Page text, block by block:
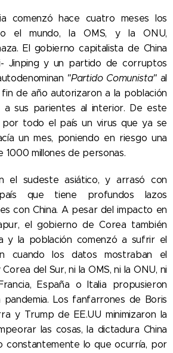
comenzó hace cuatro meses los
el mundo, la OMS, y la ONU,
El gobierno capitalista de China
Jinping y un partido de corruptos
"Partido Comunista" al
de año autorizaron a la población
a sus parientes al interior. De este
por todo el país un virus que ya se
un mes, poniendo en riesgo una
1000 millones de personas.
el sudeste asiático, y arrasó con
que tiene profundos lazos
con China. A pesar del impacto en
el gobierno de Corea también
y la población comenzó a sufrir el
cuando los datos mostraban el
del Sur, ni la OMS, ni la ONU, ni
España o Italia propusieron
Los fanfarrones de Boris
y Trump de EE.UU minimizaron la
las cosas, la dictadura China
constantemente lo que ocurría, por